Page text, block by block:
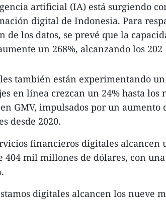
artificial (IA) está surgiendo
digital de Indonesia. Para
de los datos, se prevé que la
un 268%, alcanzando los 202
también están experimentando
en línea crezcan un 24% hasta los
GMV, impulsados por un aumento
desde 2020.
financieros digitales alcancen
404 mil millones de dólares, con una
digitales alcancen los nueve